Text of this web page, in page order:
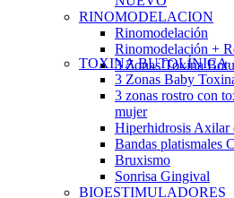
RINOMODELACION
Rinomodelación
Rinomodelación +
3 Zonas Toxina
TOXINA BUTOLÍNICA
3 Zonas Baby
3 zonas rostro con
mujer
Hiperhidrosis Axilar
Bandas platismales
Bruxismo
Sonrisa Gingival
BIOESTIMULADORES